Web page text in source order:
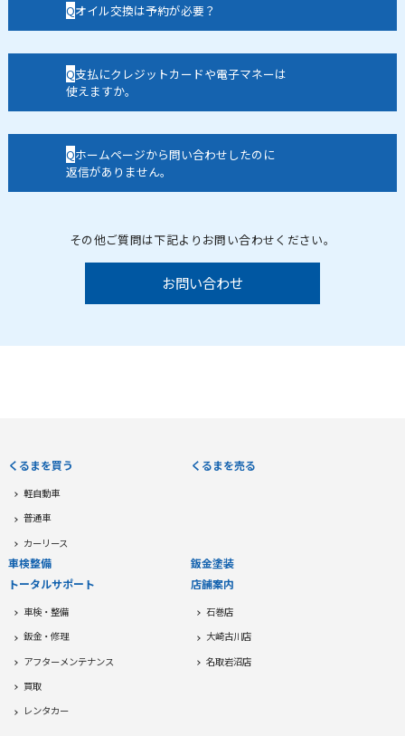
オイル交換は予約が必要？
支払にクレジットカードや電子マネーは
使えますか。
ホームページから問い合わせしたのに
返信がありません。
その他ご質問は下記よりお問い合わせください。
お問い合わせ
くるまを買う
軽自動車
普通車
カーリース
くるまを売る
車検整備
鈑金塗装
トータルサポート
車検・整備
鈑金・修理
アフターメンテナンス
買取
レンタカー
店舗案内
石巻店
大崎古川店
名取岩沼店